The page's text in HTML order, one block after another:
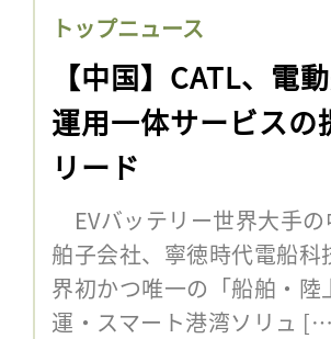
トップニュース
【中国】CATL、電
運用一体サービス
リード
EVバッテリー世界大手
舶子会社、寧徳時代電船
界初かつ唯一の「船舶・
運・スマート港湾ソリュ